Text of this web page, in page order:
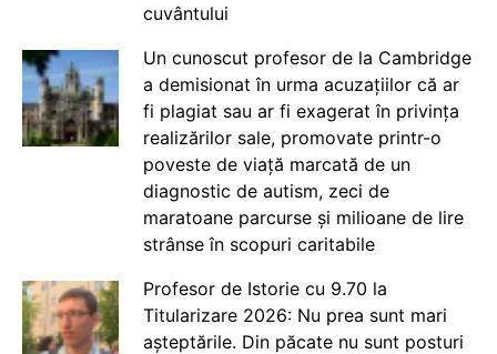
cuvântului
Un cunoscut profesor de la Cambridge
a demisionat în urma acuzațiilor că ar
fi plagiat sau ar fi exagerat în privința
realizărilor sale, promovate printr-o
poveste de viață marcată de un
diagnostic de autism, zeci de
maratoane parcurse și milioane de lire
strânse în scopuri caritabile
Profesor de Istorie cu 9.70 la
Titularizare 2026: Nu prea sunt mari
așteptările. Din păcate nu sunt posturi